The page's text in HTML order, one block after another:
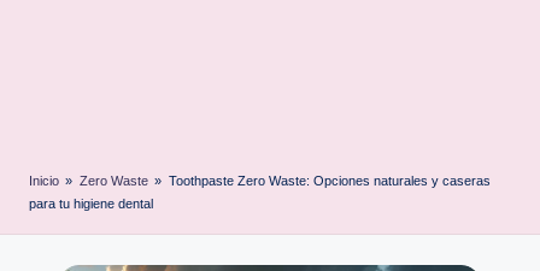
Inicio » Zero Waste » Toothpaste Zero Waste: Opciones naturales y caseras
para tu higiene dental